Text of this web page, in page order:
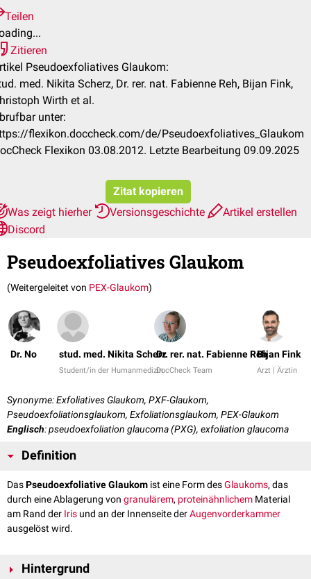
Teilen
Zitieren
Pseudoexfoliatives Glaukom:
med. Nikita Scherz, Dr. rer. nat. Fabienne Reh, Bijan Fink,
Wirth et al.
unter:
flexikon.doccheck.com/de/Pseudoexfoliatives_Glaukom
Flexikon 03.08.2012. Letzte Bearbeitung 09.09.2025
Zitat kopieren
Was zeigt hierher
Versionsgeschichte
Artikel erstellen
Discord
Pseudoexfoliatives Glaukom
(Weitergeleitet von PEX-Glaukom)
Dr. No stud. med. Nikita Scherz
Student/in der Humanmedizin
Dr. rer. nat. Fabienne Reh
DocCheck Team
Bijan Fink
Arzt | Ärztin
Synonyme: Exfoliatives Glaukom, PXF-Glaukom,
Pseudoexfoliationsglaukom, Exfoliationsglaukom, PEX-Glaukom
Englisch: pseudoexfoliation glaucoma (PXG), exfoliation glaucoma
Definition
DasPseudoexfoliative Glaukom ist eine Form desGlaukoms, das
durch eine Ablagerung von granulärem, proteinähnlichem Material
am Rand der Iris und an der Innenseite derAugenvorderkammer
ausgelöst wird.
Hintergrund